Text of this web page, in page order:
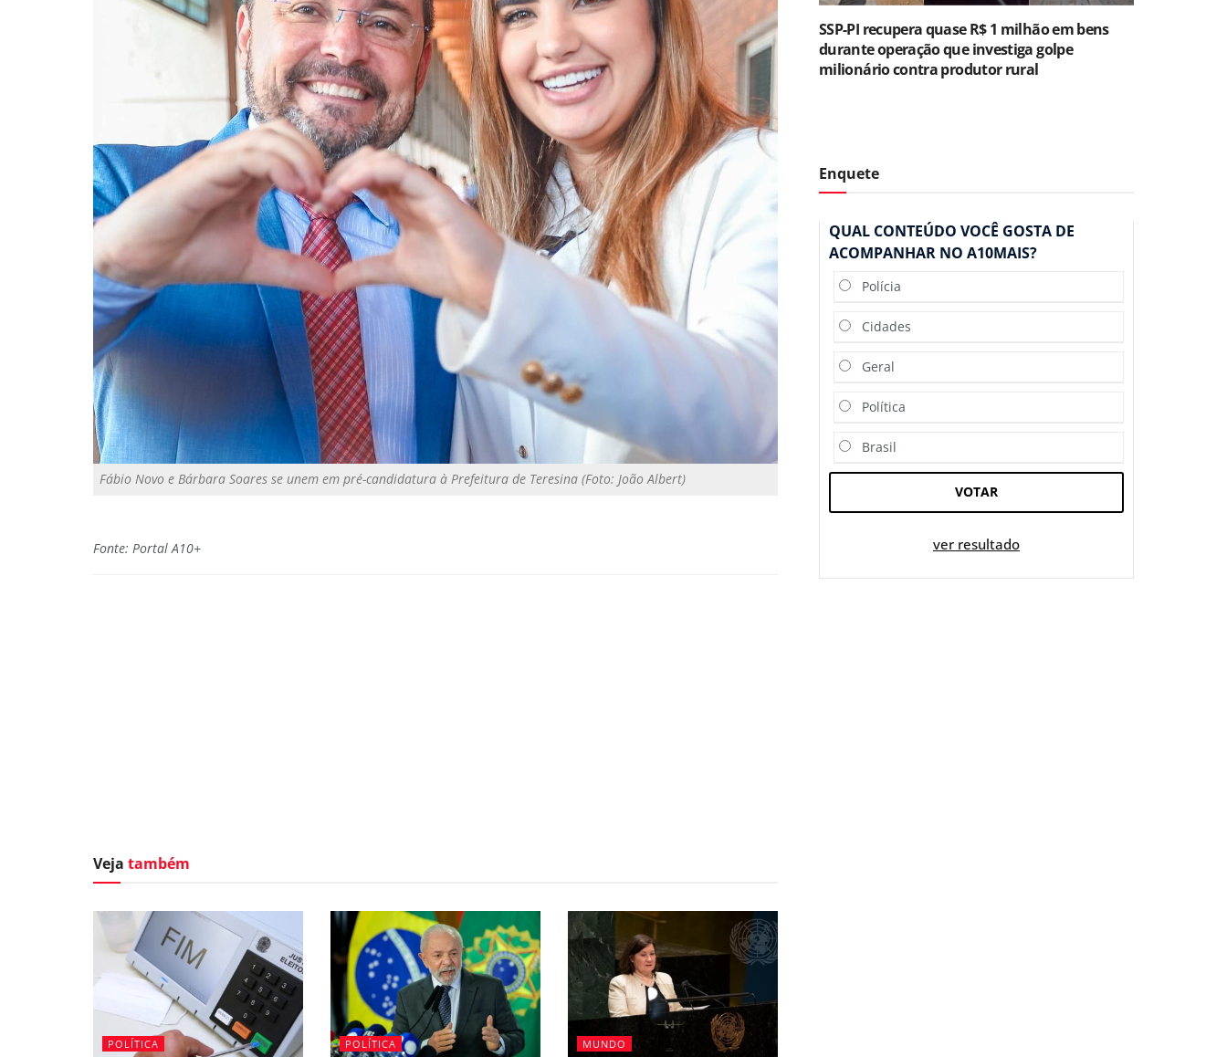
Fábio Novo e Bárbara Soares se unem em pré-candidatura à Prefeitura de Teresina (Foto: João Albert)
Fonte: Portal A10+
Veja também
POLÍTICA POLÍTICA MUNDO
SSP-PI recupera quase R$ 1 milhão em bens
durante operação que investiga golpe
milionário contra produtor rural
Enquete
QUAL CONTEÚDO VOCÊ GOSTA DE
ACOMPANHAR NO A10MAIS?
Polícia
Cidades
Geral
Política
Brasil
VOTAR
ver resultado